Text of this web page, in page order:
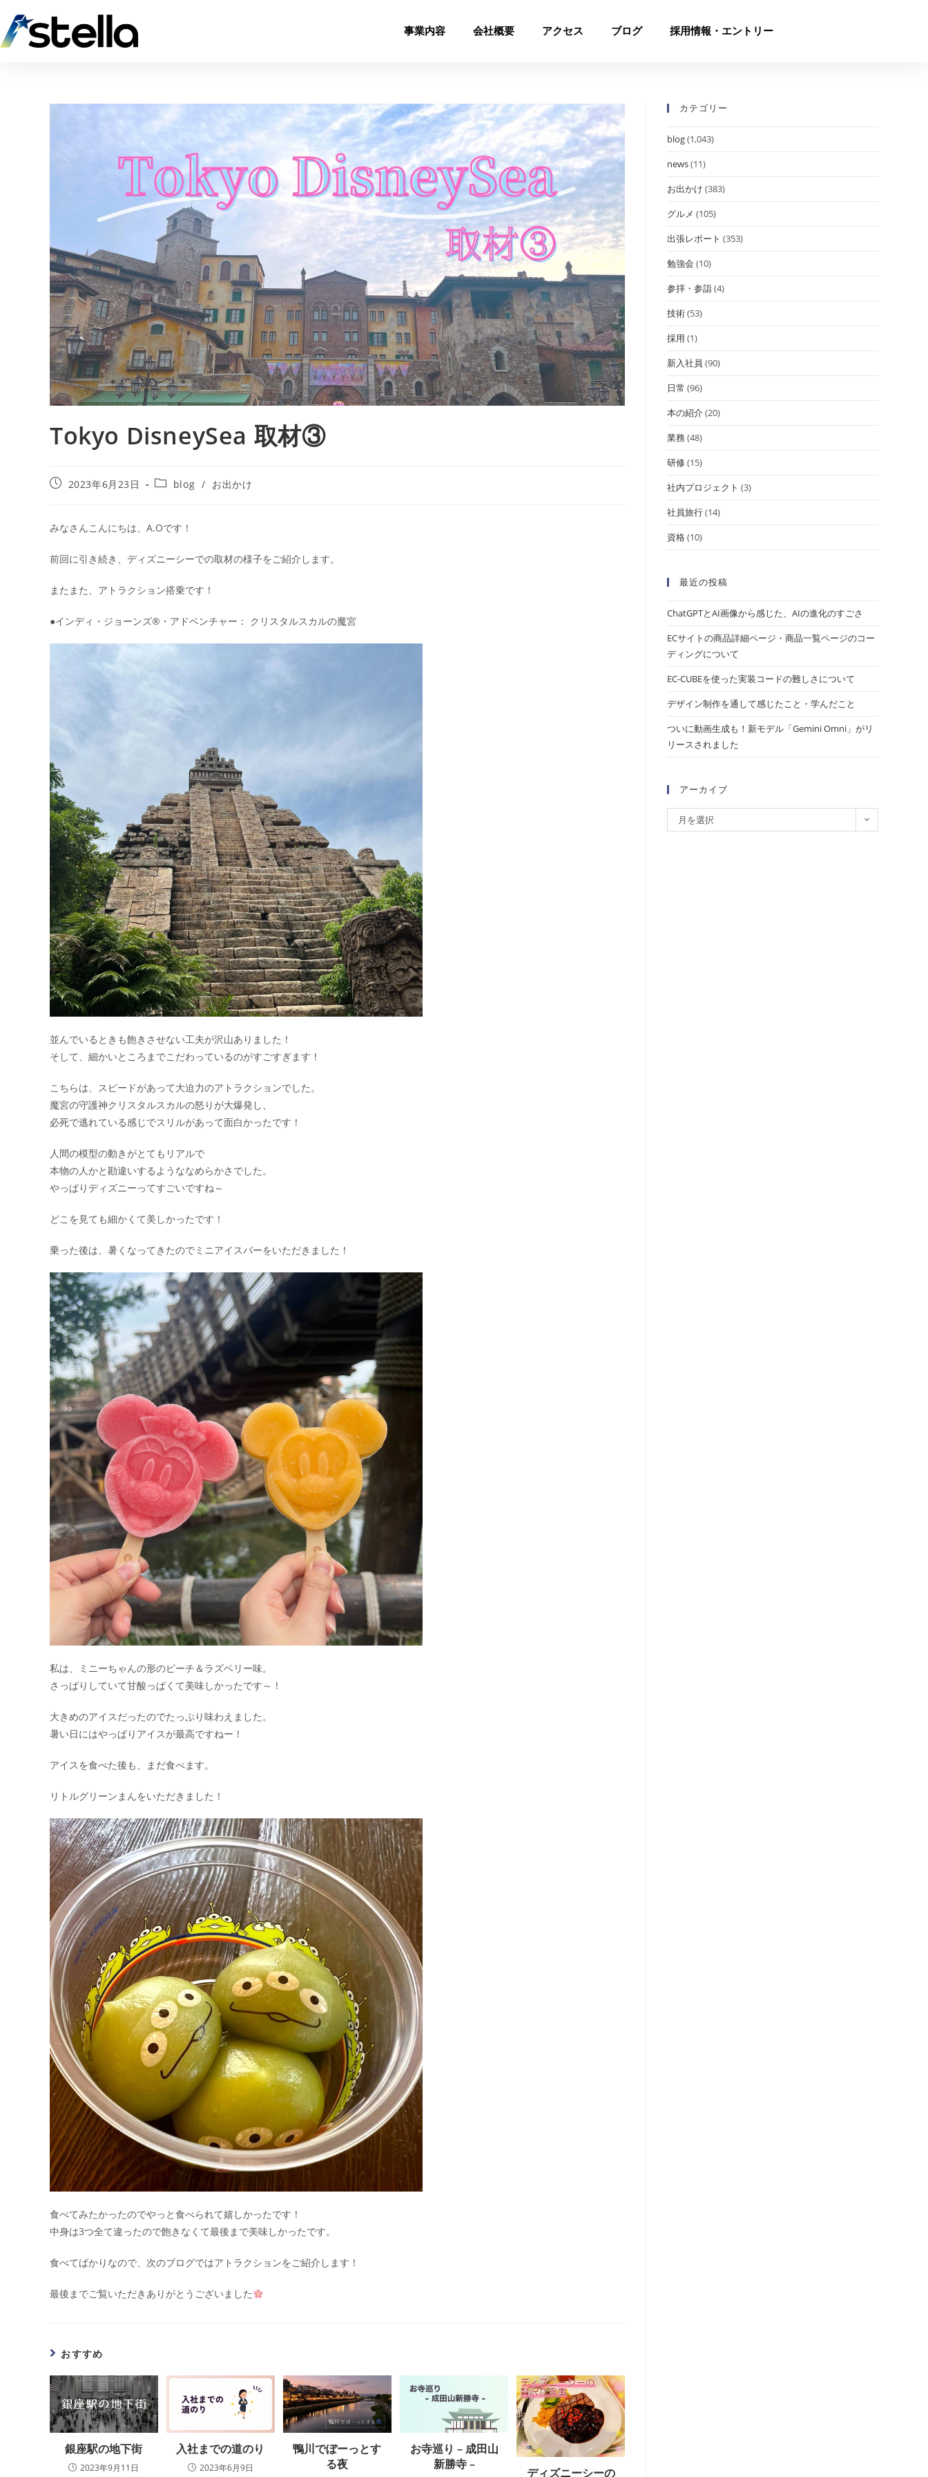
事業内容 会社概要 アクセス ブログ 採用情報・エントリー
Tokyo DisneySea 取材③
2023年6月23日 blog / お出かけ
みなさんこんにちは、A.Oです！
前回に引き続き、ディズニーシーでの取材の様子をご紹介します。
またまた、アトラクション搭乗です！
●インディ・ジョーンズ®・アドベンチャー： クリスタルスカルの魔宮
並んでいるときも飽きさせない工夫が沢山ありました！
そして、細かいところまでこだわっているのがすごすぎます！
こちらは、スピードがあって大迫力のアトラクションでした。
魔宮の守護神クリスタルスカルの怒りが大爆発し、
必死で逃れている感じでスリルがあって面白かったです！
人間の模型の動きがとてもリアルで
本物の人かと勘違いするようななめらかさでした。
やっぱりディズニーってすごいですね～
どこを見ても細かくて美しかったです！
乗った後は、暑くなってきたのでミニアイスバーをいただきました！
私は、ミニーちゃんの形のピーチ＆ラズベリー味。
さっぱりしていて甘酸っぱくて美味しかったです～！
大きめのアイスだったのでたっぷり味わえました。
暑い日にはやっぱりアイスが最高ですねー！
アイスを食べた後も、まだ食べます。
リトルグリーンまんをいただきました！
食べてみたかったのでやっと食べられて嬉しかったです！
中身は3つ全て違ったので飽きなくて最後まで美味しかったです。
食べてばかりなので、次のブログではアトラクションをご紹介します！
最後までご覧いただきありがとうございました
おすすめ
銀座駅の地下街
2023年9月11日
入社までの道のり
2023年6月9日
鴨川でぼーっとす
る夜
お寺巡り – 成田山
新勝寺 –
ディズニーシーの
カテゴリー
blog(1,043)
news(11)
お出かけ (383)
グルメ (105)
出張レポート (353)
勉強会 (10)
参拝・参詣(4)
技術(53)
採用 (1)
新入社員 (90)
日常 (96)
本の紹介(20)
業務(48)
研修(15)
社内プロジェクト (3)
社員旅行(14)
資格(10)
最近の投稿
ChatGPTとAI画像から感じた、AIの進化のすごさ
ECサイトの商品詳細ページ・商品一覧ページのコー
ディングについて
EC-CUBEを使った実装コードの難しさについて
デザイン制作を通して感じたこと・学んだこと
ついに動画生成も！新モデル「Gemini Omni」がリ
リースされました
アーカイブ
月を選択